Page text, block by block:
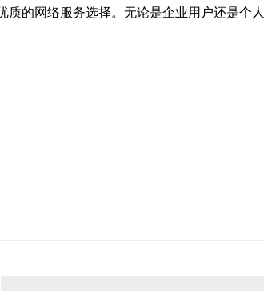
的网络服务选择。无论是企业用户还是